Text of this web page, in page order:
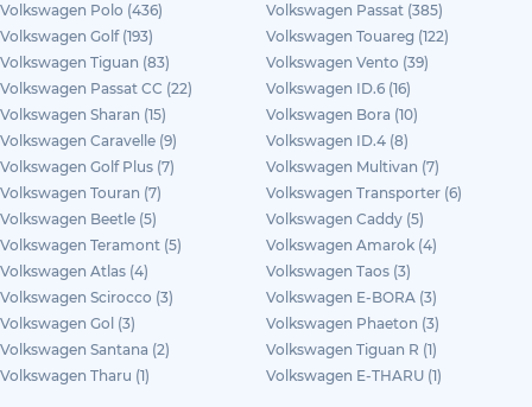
Volkswagen Polo (436)
Volkswagen Passat (385)
Volkswagen Golf (193)
Volkswagen Touareg (122)
Volkswagen Tiguan (83)
Volkswagen Vento (39)
Volkswagen Passat CC (22)
Volkswagen ID.6 (16)
Volkswagen Sharan (15)
Volkswagen Bora (10)
Volkswagen Caravelle (9)
Volkswagen ID.4 (8)
Volkswagen Golf Plus (7)
Volkswagen Multivan (7)
Volkswagen Touran (7)
Volkswagen Transporter (6)
Volkswagen Beetle (5)
Volkswagen Caddy (5)
Volkswagen Teramont (5)
Volkswagen Amarok (4)
Volkswagen Atlas (4)
Volkswagen Taos (3)
Volkswagen Scirocco (3)
Volkswagen E-BORA (3)
Volkswagen Gol (3)
Volkswagen Phaeton (3)
Volkswagen Santana (2)
Volkswagen Tiguan R (1)
Volkswagen Tharu (1)
Volkswagen E-THARU (1)